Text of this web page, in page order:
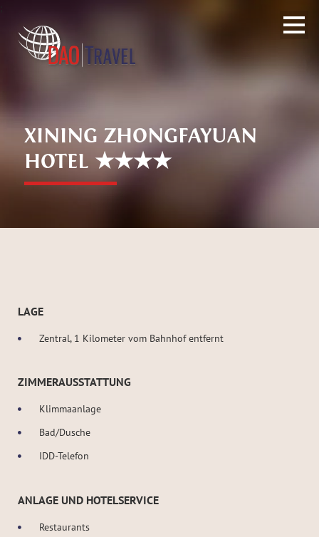
XINING ZHONGFAYUAN
HOTEL ★★★★
LAGE
Zentral, 1 Kilometer vom Bahnhof entfernt
ZIMMERAUSSTATTUNG
Klimmaanlage
Bad/Dusche
IDD-Telefon
ANLAGE UND HOTELSERVICE
Restaurants